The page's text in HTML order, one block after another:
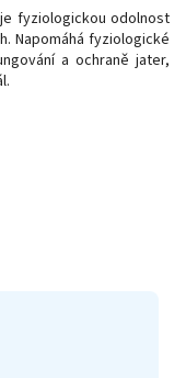
fyziologickou odolnost
Napomáhá fyziologické
a ochraně jater,